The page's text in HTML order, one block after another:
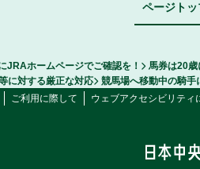
ページト
JRAホームページでご確認を！ 馬券は20歳
に対する厳正な対応
競馬場へ移動中の騎手
ご利用に際して ウェブアクセシビリティ